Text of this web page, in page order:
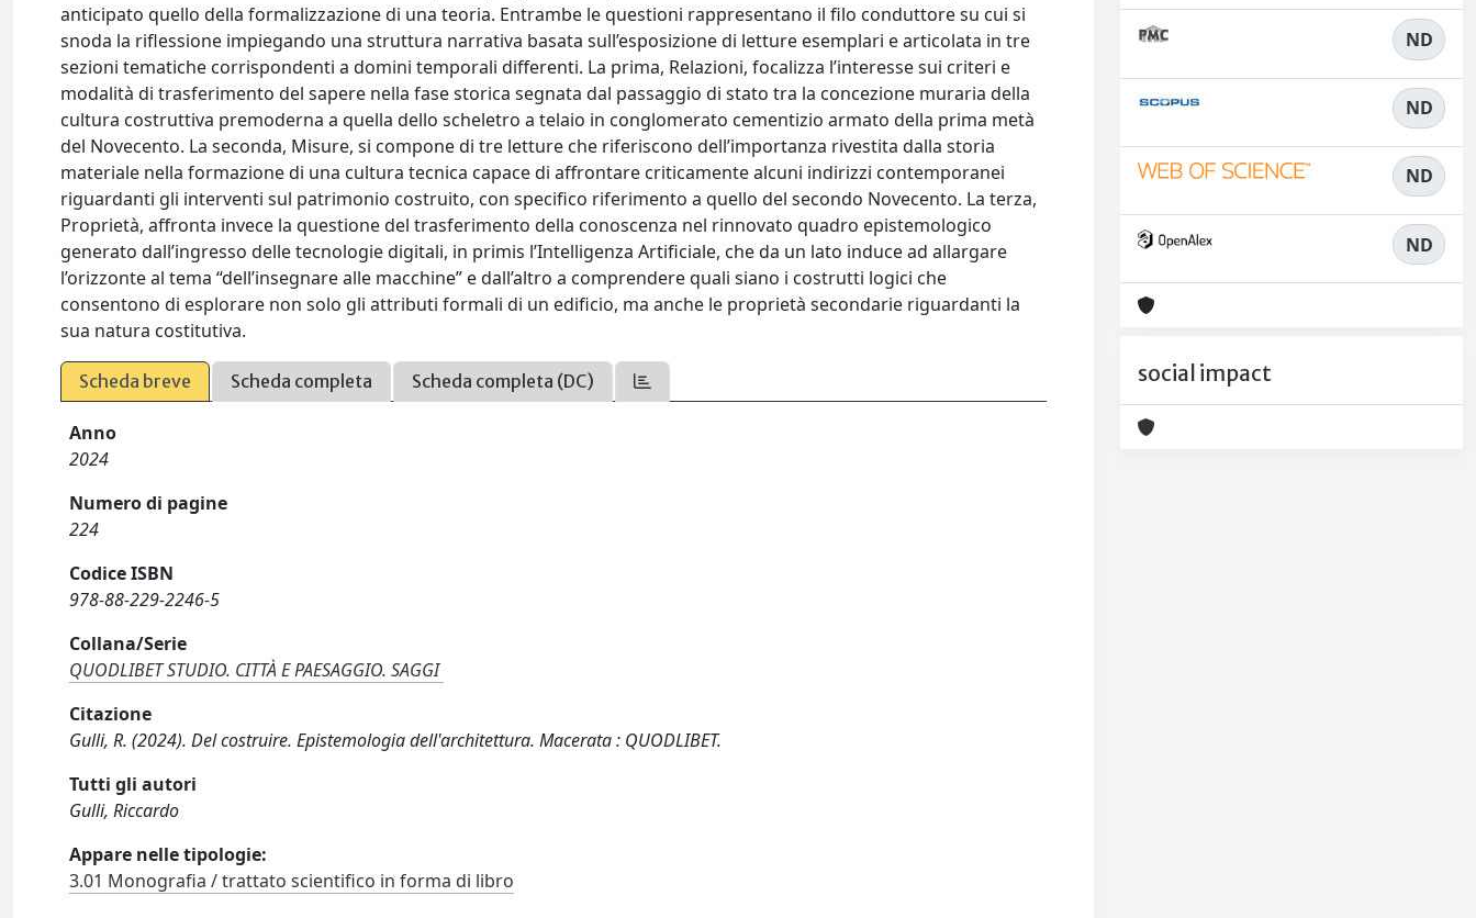
anticipato quello della formalizzazione di una teoria. Entrambe le questioni rappresentano il filo conduttore su cui si
snoda la riflessione impiegando una struttura narrativa basata sull’esposizione di letture esemplari e articolata in tre
sezioni tematiche corrispondenti a domini temporali differenti. La prima, Relazioni, focalizza l’interesse sui criteri e
modalità di trasferimento del sapere nella fase storica segnata dal passaggio di stato tra la concezione muraria della
cultura costruttiva premoderna a quella dello scheletro a telaio in conglomerato cementizio armato della prima metà
del Novecento. La seconda, Misure, si compone di tre letture che riferiscono dell’importanza rivestita dalla storia
materiale nella formazione di una cultura tecnica capace di affrontare criticamente alcuni indirizzi contemporanei
riguardanti gli interventi sul patrimonio costruito, con specifico riferimento a quello del secondo Novecento. La terza,
Proprietà, affronta invece la questione del trasferimento della conoscenza nel rinnovato quadro epistemologico
generato dall’ingresso delle tecnologie digitali, in primis l’Intelligenza Artificiale, che da un lato induce ad allargare
l’orizzonte al tema “dell’insegnare alle macchine” e dall’altro a comprendere quali siano i costrutti logici che
consentono di esplorare non solo gli attributi formali di un edificio, ma anche le proprietà secondarie riguardanti la
sua natura costitutiva.
Scheda breve Scheda completa Scheda completa (DC)
Anno
2024
Numero di pagine
224
Codice ISBN
978-88-229-2246-5
Collana/Serie
QUODLIBET STUDIO. CITTÀ E PAESAGGIO. SAGGI
Citazione
Gulli, R. (2024). Del costruire. Epistemologia dell'architettura. Macerata : QUODLIBET.
Tutti gli autori
Gulli, Riccardo
Appare nelle tipologie:
3.01 Monografia / trattato scientifico in forma di libro
ND
ND
ND
ND
social impact